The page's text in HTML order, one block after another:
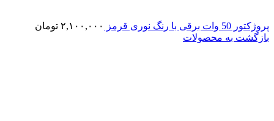
پروژکتور 50 وات برقی با رنگ نوری قرمز ۲,۱۰۰,۰۰۰ تومان
بازگشت به محصولات